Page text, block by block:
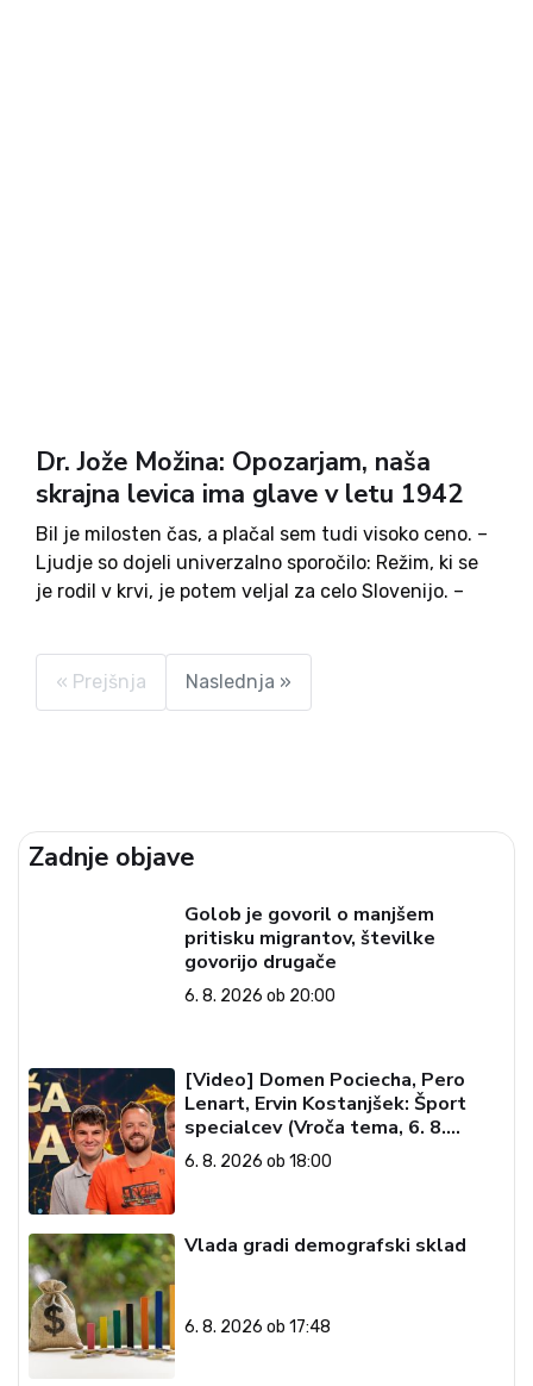
Dr. Jože Možina: Opozarjam, naša
skrajna levica ima glave v letu 1942
Bil je milosten čas, a plačal sem tudi visoko ceno. –
Ljudje so dojeli univerzalno sporočilo: Režim, ki se
je rodil v krvi, je potem veljal za celo Slovenijo. –
genski zapis do vnukov...
« Prejšnja
Naslednja »
Zadnje objave
Golob je govoril o manjšem
pritisku migrantov, številke
govorijo drugače
6. 8. 2026 ob 20:00
[Video] Domen Pociecha, Pero
Lenart, Ervin Kostanjšek: Šport
specialcev (Vroča tema, 6. 8.
2026)
6. 8. 2026 ob 18:00
Vlada gradi demografski sklad
6. 8. 2026 ob 17:48